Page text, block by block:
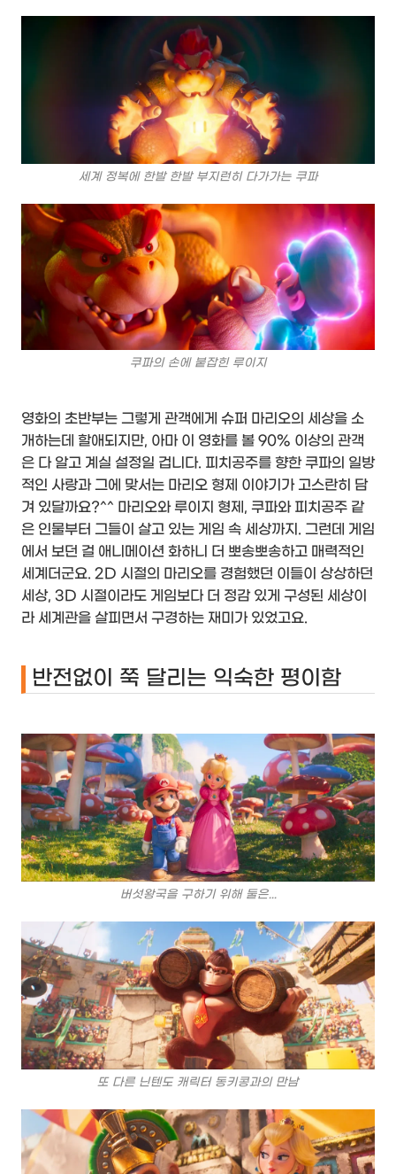
세계 정복에 한발 한발 부지런히 다가가는 쿠파
쿠파의 손에 붙잡힌 루이지
영화의 초반부는 그렇게 관객에게 슈퍼 마리오의 세상을 소
개하는데 할애되지만, 아마 이 영화를 볼 90% 이상의 관객
은 다 알고 계실 설정일 겁니다. 피치공주를 향한 쿠파의 일방
적인 사랑과 그에 맞서는 마리오 형제 이야기가 고스란히 담
겨 있달까요?^^ 마리오와 루이지 형제, 쿠파와 피치공주 같
은 인물부터 그들이 살고 있는 게임 속 세상까지. 그런데 게임
에서 보던 걸 애니메이션 화하니 더 뽀송뽀송하고 매력적인
세계더군요. 2D 시절의 마리오를 경험했던 이들이 상상하던
세상, 3D 시절이라도 게임보다 더 정감 있게 구성된 세상이
라 세계관을 살피면서 구경하는 재미가 있었고요.
반전없이 쭉 달리는 익숙한 평이함
버섯왕국을 구하기 위해 둘은...
또 다른 닌텐도 캐릭터 동키콩과의 만남